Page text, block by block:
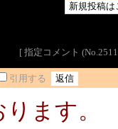
[ 指定コメント
引用する
ます。